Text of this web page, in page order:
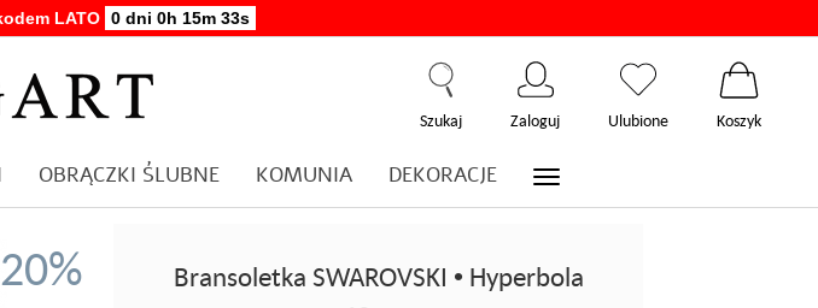
LATO 0 dni 0h 15m 32s
Szukaj Zaloguj Ulubione Koszyk
OBRĄCZKI ŚLUBNE KOMUNIA DEKORACJE
Bransoletka SWAROVSKI • Hyperbola